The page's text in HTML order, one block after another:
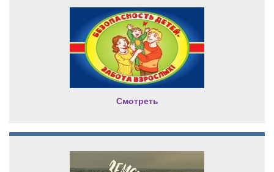
Смотреть